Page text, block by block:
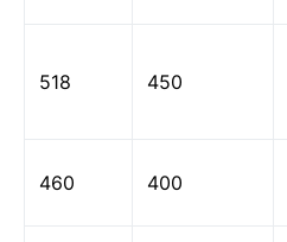
518 450
460 400